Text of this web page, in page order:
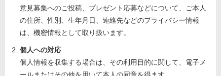
意見募集へのご投稿、プレゼント応募などについて、ご本人
の住所、性別、生年月日、連絡先などのプライバシー情報
は、機密情報として取り扱います。
個人への対応
個人情報を収集する場合は、その利用目的に関して、電子メ